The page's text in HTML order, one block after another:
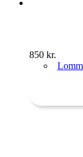
850 kr.